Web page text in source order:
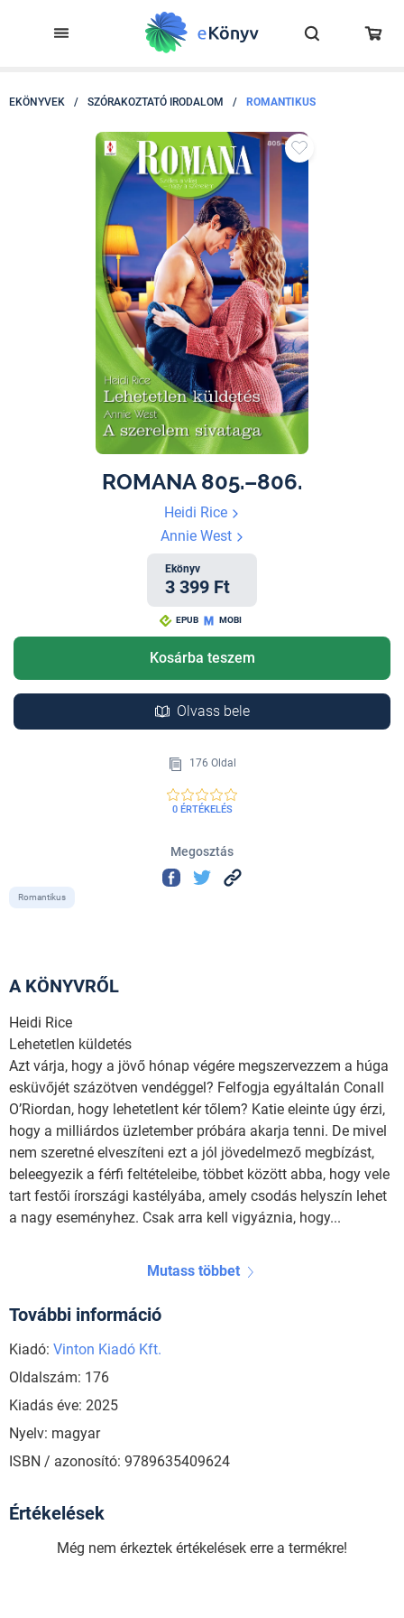
EKÖNYVEK / SZÓRAKOZTATÓ IRODALOM / ROMANTIKUS
ROMANA 805.–806.
Heidi Rice
Annie West
Ekönyv
3 399 Ft
EPUB MOBI
Kosárba teszem
Olvass bele
176 Oldal
0 ÉRTÉKELÉS
Megosztás
Romantikus
A KÖNYVRŐL
Heidi Rice
Lehetetlen küldetés
Azt várja, hogy a jövő hónap végére megszervezzem a húga
esküvőjét százötven vendéggel? Felfogja egyáltalán Conall
O’Riordan, hogy lehetetlent kér tőlem? Katie eleinte úgy érzi,
hogy a milliárdos üzletember próbára akarja tenni. De mivel
nem szeretné elveszíteni ezt a jól jövedelmező megbízást,
beleegyezik a férfi feltételeibe, többet között abba, hogy vele
tart festői írországi kastélyába, amely csodás helyszín lehet
a nagy eseményhez. Csak arra kell vigyáznia, hogy...
Mutass többet
További információ
Kiadó: Vinton Kiadó Kft.
Oldalszám: 176
Kiadás éve: 2025
Nyelv: magyar
ISBN / azonosító: 9789635409624
Értékelések
Még nem érkeztek értékelések erre a termékre!